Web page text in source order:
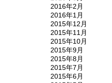
2016年2月
2016年1月
2015年12月
2015年11月
2015年10月
2015年9月
2015年8月
2015年7月
2015年6月